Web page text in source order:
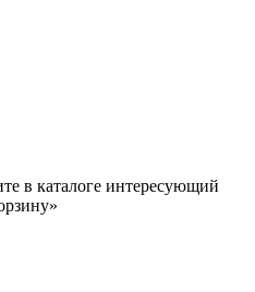
в каталоге интересующий